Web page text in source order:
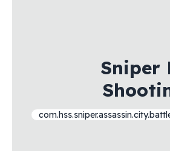
Sniper